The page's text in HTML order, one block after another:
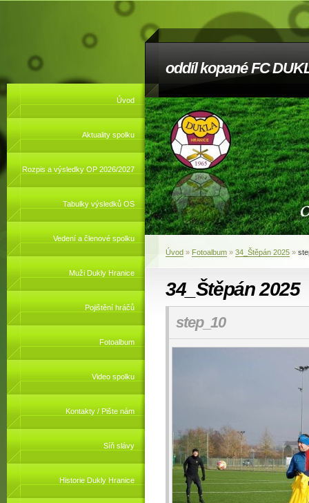
oddíl kopané FC
Úvod
Aktuality spolku
Rozpis a výsledky OP 2026/2027
Tabulky výsledků OS
Vedení a členové spolku
Muži Dukly Hranice
Pojištění hráčů
Fotoalbum
Video spolku
Kontakty / Pište nám
Síň slávy
Historie Dukly Hranice
Úvod » Fotoalbum » 34_Štěpán 2025 »
34_Štěpán 2025
step_10